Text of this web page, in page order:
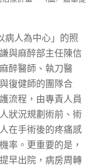
病人為中心」的照
與麻醉部主任陳信
醉醫師、執刀醫
復健師的團隊合
流程，由專責人員
狀況規劃術前、術
在手術後的疼痛感
率。更重要的是，
早出院，病房周轉